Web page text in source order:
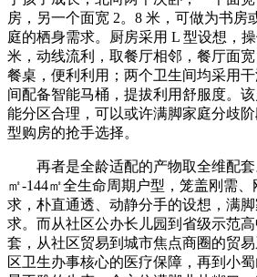
房，另一个面宽 2。8 米，可做为书房
庭的栖身需求。厨房采用 L 型设想，
米，动线流利，取餐厅相邻，餐厅面宽
餐桌，便利利用；两个卫生间均采用
间配备智能马桶，提拔利用舒服度。
能分区合理，可以或许满脚家庭分歧
型购房的抢手选择。
再者是全龄适配的产物取全维配套
㎡-144㎡全生命周期户型，笼盖刚需
求，朴直通透、动静分手的设想，满
求。而从社区公办长儿园到省级示范
套，从社区贸易到城市焦点商圈的贸
区卫生办事核心的医疗保障，再到小